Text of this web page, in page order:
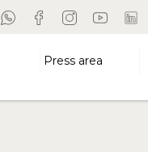
Press area